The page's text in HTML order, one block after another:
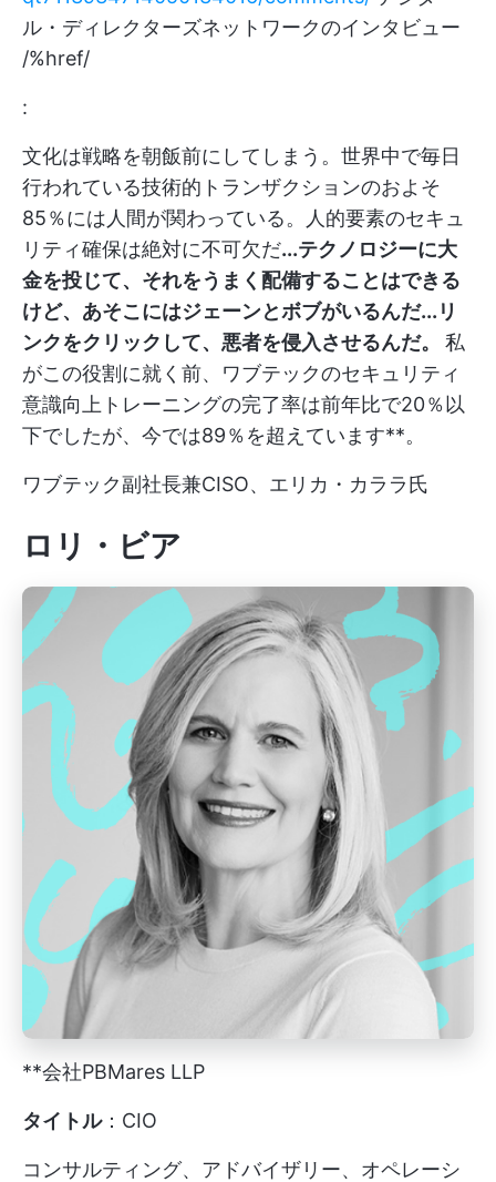
ル・ディレクターズネットワークのインタビュー
/%href/
:
文化は戦略を朝飯前にしてしまう。世界中で毎日
行われている技術的トランザクションのおよそ
85％には人間が関わっている。人的要素のセキュ
リティ確保は絶対に不可欠だ...テクノロジーに大
金を投じて、それをうまく配備することはできる
けど、あそこにはジェーンとボブがいるんだ...リ
ンクをクリックして、悪者を侵入させるんだ。 私
がこの役割に就く前、ワブテックのセキュリティ
意識向上トレーニングの完了率は前年比で20％以
下でしたが、今では89％を超えています**。
ワブテック副社長兼CISO、エリカ・カララ氏
ロリ・ビア
**会社PBMares LLP
タイトル：CIO
コンサルティング、アドバイザリー、オペレーシ